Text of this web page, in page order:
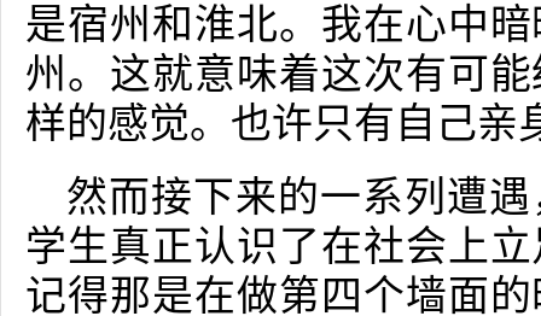
是宿州和淮北。我在心中
州。这就意味着这次有可
样的感觉。也许只有自己亲
然而接下来的一系列遭
学生真正认识了在社会上
记得那是在做第四个墙面